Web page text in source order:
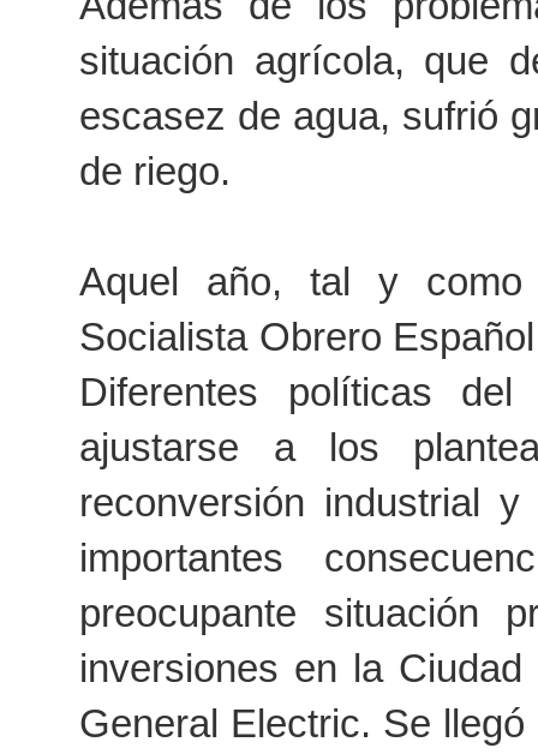
situación agrícola, que
escasez de agua, sufrió
de riego.
Aquel año, tal y
Socialista Obrero
Diferentes políticas
ajustarse a los
reconversión industrial
importantes
preocupante situación
inversiones en la
General Electric. Se